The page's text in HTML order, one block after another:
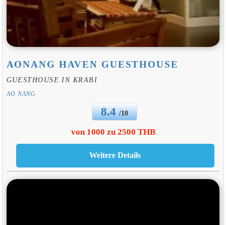
AONANG HAVEN GUESTHOUSE
GUESTHOUSE IN KRABI
AO NANG
8.4/10
von 1000 zu 2500 THB